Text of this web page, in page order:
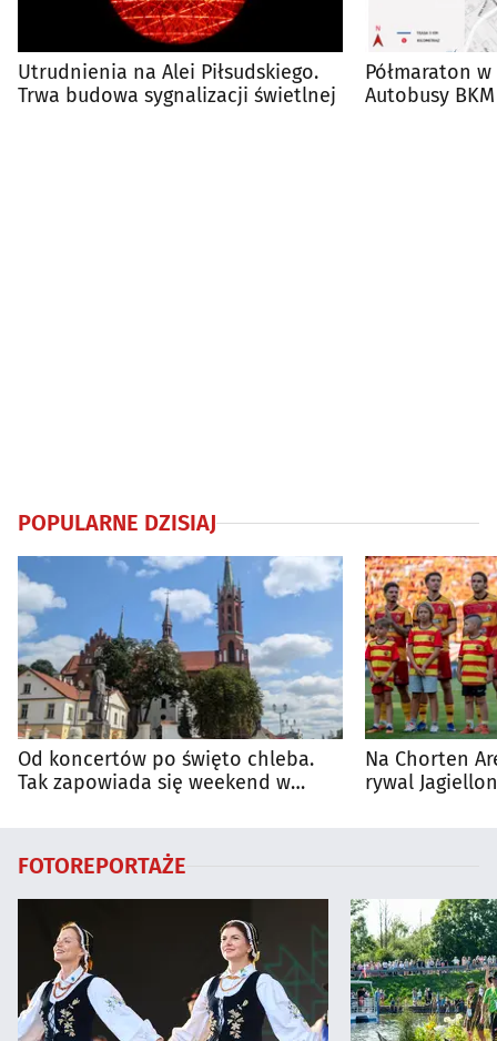
Utrudnienia na Alei Piłsudskiego.
Trwa budowa sygnalizacji świetlnej
Półmaraton
Autobusy
POPULARNE DZISIAJ
Od koncertów po święto chleba.
Tak zapowiada się weekend w
Na Chorten
rywal
FOTOREPORTAŻE